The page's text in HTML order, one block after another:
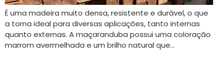
É uma madeira muito densa, resistente e durável, o que
a torna ideal para diversas aplicações, tanto internas
quanto externas. A maçaranduba possui uma coloração
marrom avermelhada e um brilho natural que…